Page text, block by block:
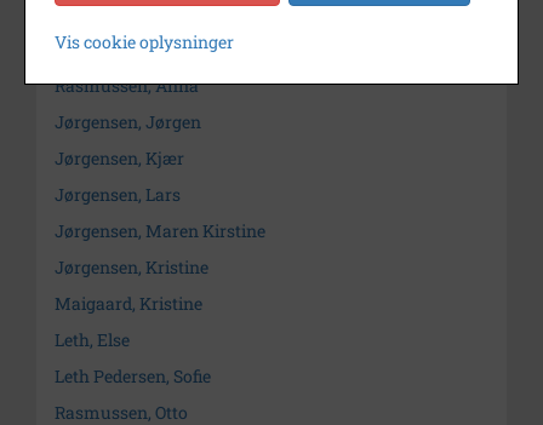
Jørgensen, Regine
Jørgensen, Anna
Rasmussen, Anna
Jørgensen, Jørgen
Jørgensen, Kjær
Jørgensen, Lars
Jørgensen, Maren Kirstine
Jørgensen, Kristine
Maigaard, Kristine
Leth, Else
Leth Pedersen, Sofie
Rasmussen, Otto
Vis cookie oplysninger